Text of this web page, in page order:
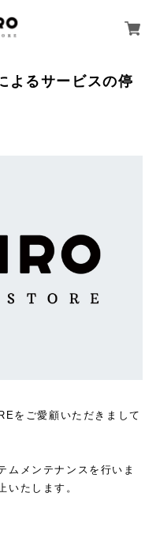
よるサービスの停
をご愛顧いただきまして
ムメンテナンスを行いま
いたします。